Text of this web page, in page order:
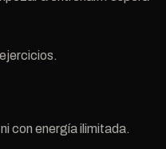
con energía ilimitada.